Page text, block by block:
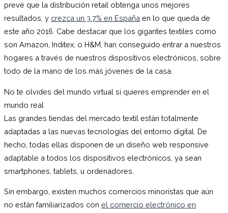
prevé que la distribución retail obtenga unos mejores
resultados, y crezca un 3.7% en España en lo que queda de
este año 2016. Cabe destacar que los gigantes textiles como
son Amazon, Inditex, o H&M, han conseguido entrar a nuestros
hogares a través de nuestros dispositivos electrónicos, sobre
todo de la mano de los más jóvenes de la casa.
No te olvides del mundo virtual si quieres emprender en el
mundo real
Las grandes tiendas del mercado textil están totalmente
adaptadas a las nuevas tecnologías del entorno digital. De
hecho, todas ellas disponen de un diseño web responsive
adaptable a todos los dispositivos electrónicos, ya sean
smartphones, tablets, u ordenadores.
Sin embargo, existen muchos comercios minoristas que aún
no están familiarizados con el comercio electrónico en